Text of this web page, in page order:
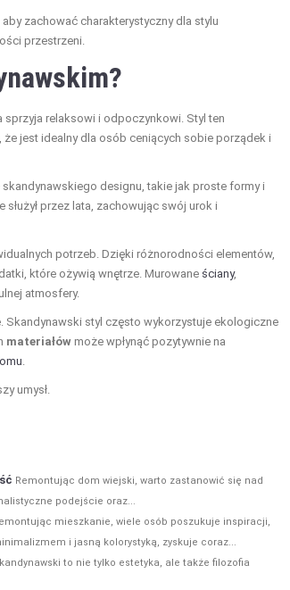
zachować charakterystyczny dla stylu
przestrzeni.
relaksowi i odpoczynkowi. Styl ten
jest idealny dla osób ceniących sobie porządek i
skandynawskiego designu, takie jak proste formy i
przez lata, zachowując swój urok i
potrzeb. Dzięki różnorodności elementów,
które ożywią wnętrze. Murowane ściany,
atmosfery.
Skandynawski styl często wykorzystuje ekologiczne
materiałów może wpłynąć pozytywnie na
umysł.
Remontując dom wiejski, warto zastanowić się nad
podejście oraz...
mieszkanie, wiele osób poszukuje inspiracji,
i jasną kolorystyką, zyskuje coraz...
to nie tylko estetyka, ale także filozofia